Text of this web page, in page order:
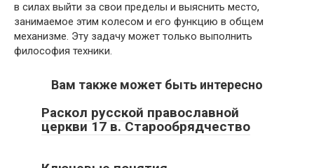
в силах выйти за свои пределы и выяснить место,
занимаемое этим колесом и его функцию в общем
механизме. Эту задачу может только выполнить
философия техники.
Вам также может быть интересно
Раскол русской православной
церкви 17 в. Старообрядчество